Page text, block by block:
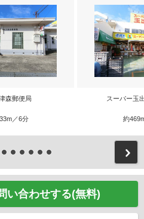
森郵便局
／6分
スーパー玉
約
い合わせする(無料)